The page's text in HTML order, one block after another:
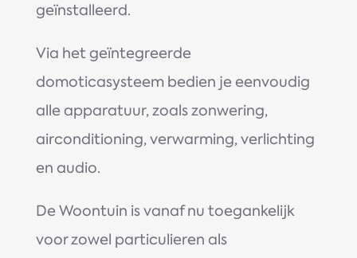
geïnstalleerd.
Via het geïntegreerde
domoticasysteem bedien je eenvoudig
alle apparatuur, zoals zonwering,
airconditioning, verwarming, verlichting
en audio.
De Woontuin is vanaf nu toegankelijk
voor zowel particulieren als